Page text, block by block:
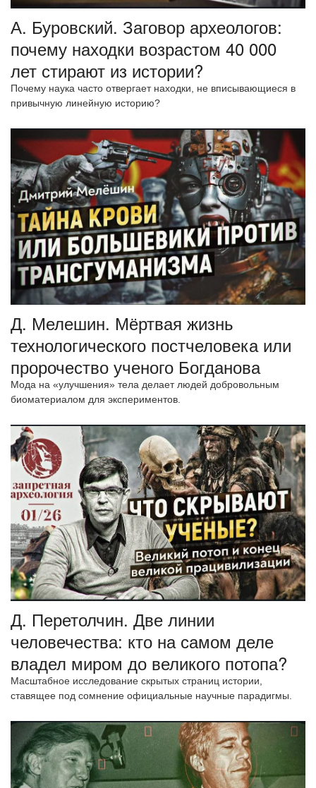
А. Буровский. Заговор археологов:
почему находки возрастом 40 000
лет стирают из истории?
Почему наука часто отвергает находки, не вписывающиеся в
привычную линейную историю?
Д. Мелешин. Мёртвая жизнь
технологического постчеловека или
пророчество ученого Богданова
Мода на «улучшения» тела делает людей добровольным
биоматериалом для экспериментов.
Д. Перетолчин. Две линии
человечества: кто на самом деле
владел миром до великого потопа?
Масштабное исследование скрытых страниц истории,
ставящее под сомнение официальные научные парадигмы.